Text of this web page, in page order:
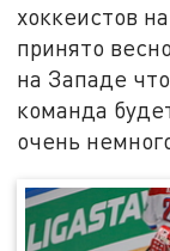
хоккеистов
принято
на Западе
команда
очень